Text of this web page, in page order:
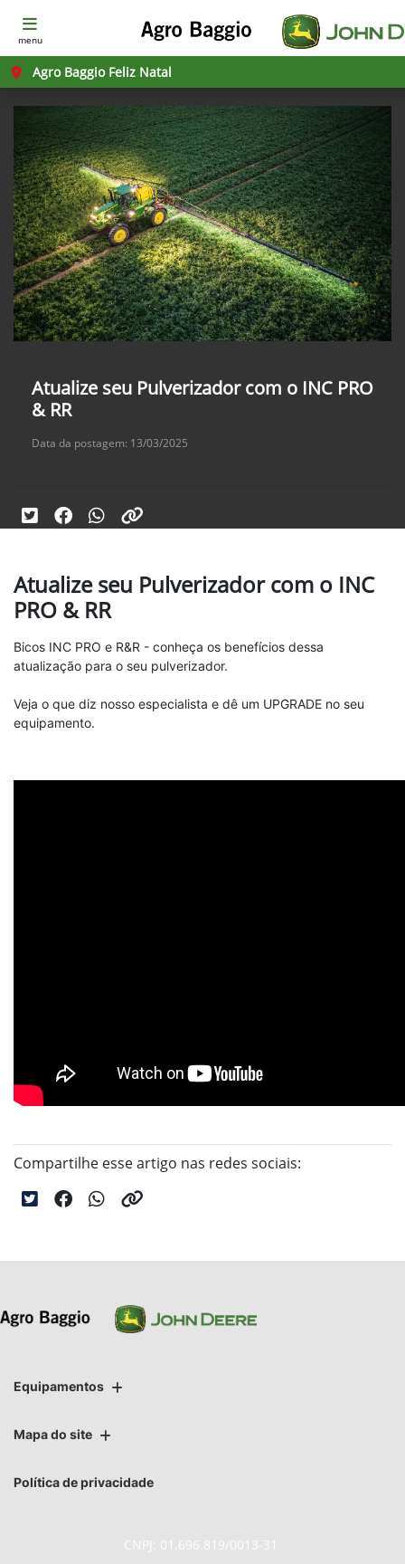
menu
Agro Baggio Feliz Natal
Atualize seu Pulverizador com o INC PRO
& RR
Data da postagem: 13/03/2025
Atualize seu Pulverizador com o INC
PRO & RR
Bicos INC PRO e R&R - conheça os benefícios dessa
atualização para o seu pulverizador.
Veja o que diz nosso especialista e dê um UPGRADE no seu
equipamento.
Compartilhe esse artigo nas redes sociais:
Equipamentos
Mapa do site
Política de privacidade
CNPJ: 01.696.819/0013-31